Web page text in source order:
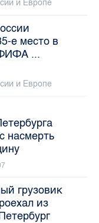
и Европе
е место в
...
и Европе
насмерть
грузовик
из